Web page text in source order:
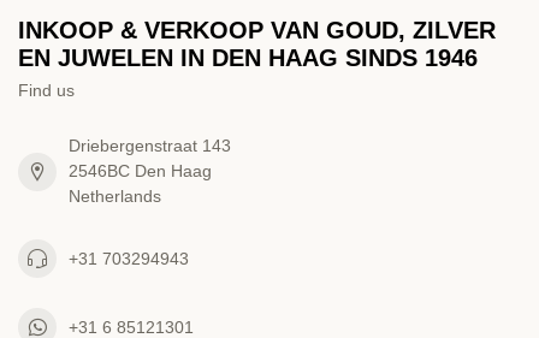
INKOOP & VERKOOP VAN GOUD, ZILVER
EN JUWELEN IN DEN HAAG SINDS 1946
Find us
Driebergenstraat 143
2546BC Den Haag
Netherlands
+31 703294943
+31 6 85121301